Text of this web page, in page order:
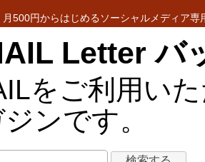
月500円からはじめるソーシャルメディア
Letter バ
をご利用い
ンです。